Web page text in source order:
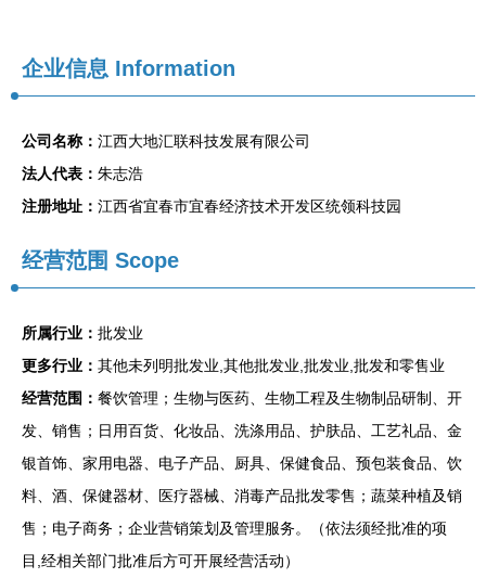
企业信息 Information
公司名称： 江西大地汇联科技发展有限公司
法人代表： 朱志浩
注册地址： 江西省宜春市宜春经济技术开发区统领科技园
经营范围 Scope
所属行业： 批发业
更多行业： 其他未列明批发业,其他批发业,批发业,批发和零售业
经营范围： 餐饮管理；生物与医药、生物工程及生物制品研制、开
发、销售；日用百货、化妆品、洗涤用品、护肤品、工艺礼品、金
银首饰、家用电器、电子产品、厨具、保健食品、预包装食品、饮
料、酒、保健器材、医疗器械、消毒产品批发零售；蔬菜种植及销
售；电子商务；企业营销策划及管理服务。（依法须经批准的项
目,经相关部门批准后方可开展经营活动）